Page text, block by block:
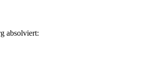
absolviert: